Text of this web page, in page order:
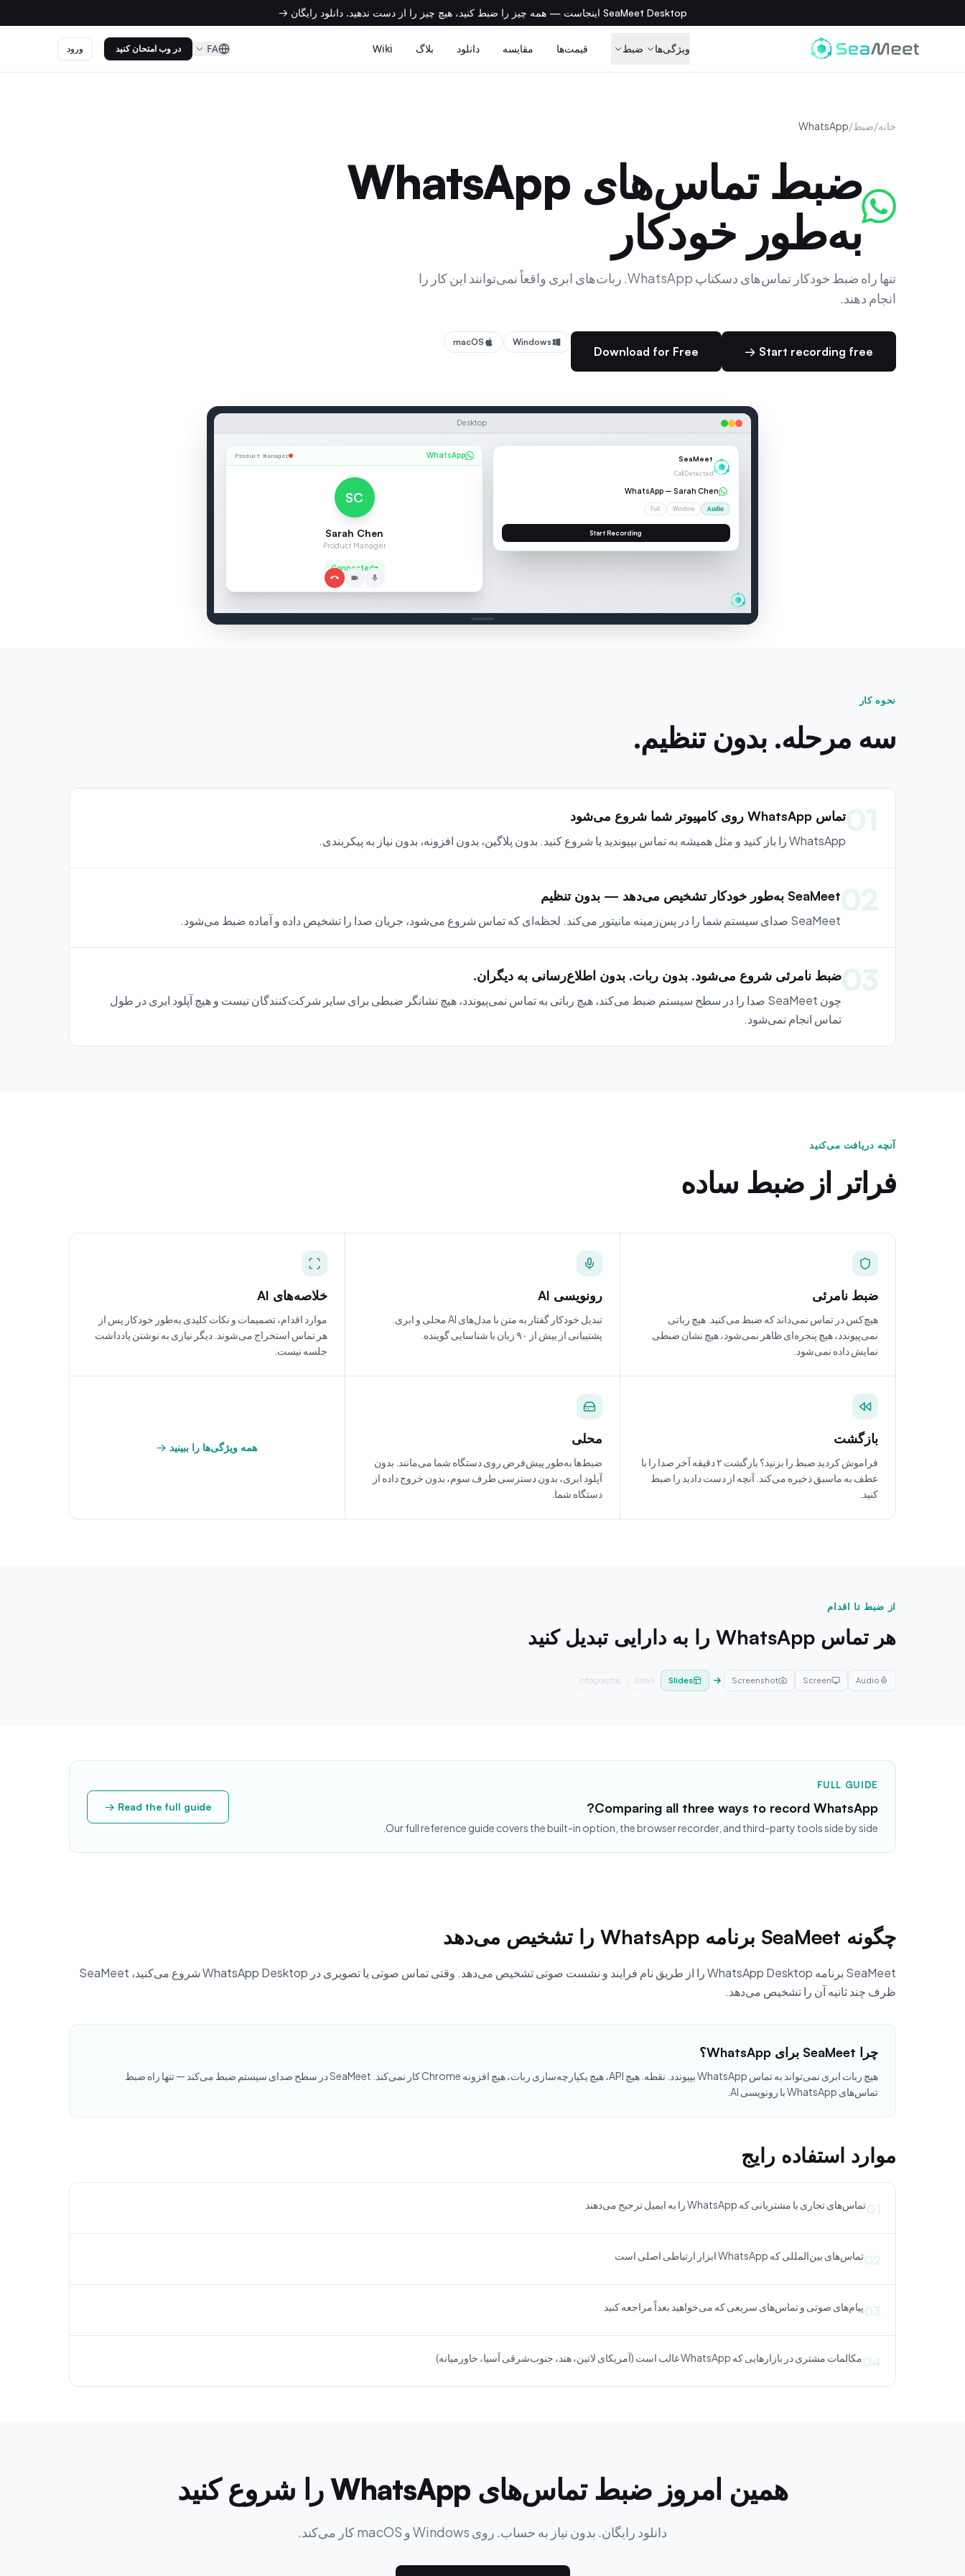
SeaMeet Desktop اینجاست — همه چیز را ضبط کنید، هیچ چیز را از دست ندهید. دانلود رایگان →
ویژگی‌ها ضبط قیمت‌ها مقایسه دانلود بلاگ Wiki
FA در وب امتحان کنید ورود
خانه/ضبط/
WhatsApp
ضبط تماس‌های WhatsApp
به‌طور خودکار
تنها راه ضبط خودکار تماس‌های دسکتاپ WhatsApp. ربات‌های ابری واقعاً نمی‌توانند این کار را
انجام دهند.
Start recording free →
Download for Free
Windows
macOS
Desktop
WhatsApp
Product Manager
SC
Sarah Chen
Product Manager
Connected
00:04
نحوه کار
سه مرحله. بدون تنظیم.
01تماس WhatsApp روی کامپیوتر شما شروع می‌شود
WhatsApp را باز کنید و مثل همیشه به تماس بپیوندید یا شروع کنید. بدون پلاگین، بدون افزونه، بدون نیاز به پیکربندی.
02SeaMeet به‌طور خودکار تشخیص می‌دهد — بدون تنظیم
SeaMeet صدای سیستم شما را در پس‌زمینه مانیتور می‌کند. لحظه‌ای که تماس شروع می‌شود، جریان صدا را تشخیص داده و آماده ضبط می‌شود.
03ضبط نامرئی شروع می‌شود. بدون ربات. بدون اطلاع‌رسانی به دیگران.
چون SeaMeet صدا را در سطح سیستم ضبط می‌کند، هیچ رباتی به تماس نمی‌پیوندد، هیچ نشانگر ضبطی برای سایر شرکت‌کنندگان نیست و هیچ آپلود ابری در طول
تماس انجام نمی‌شود.
آنچه دریافت می‌کنید
فراتر از ضبط ساده
ضبط نامرئی
هیچ‌کس در تماس نمی‌داند که ضبط می‌کنید. هیچ رباتی
نمی‌پیوندد، هیچ پنجره‌ای ظاهر نمی‌شود، هیچ نشان ضبطی
نمایش داده نمی‌شود.
رونویسی AI
تبدیل خودکار گفتار به متن با مدل‌های AI محلی و ابری.
پشتیبانی از بیش از ۹۰ زبان با شناسایی گوینده.
خلاصه‌های AI
موارد اقدام، تصمیمات و نکات کلیدی به‌طور خودکار پس از
هر تماس استخراج می‌شوند. دیگر نیازی به نوشتن یادداشت
جلسه نیست.
بازگشت
فراموش کردید ضبط را بزنید؟ بازگشت ۲ دقیقه آخر صدا را با
عطف به ماسبق ذخیره می‌کند. آنچه از دست دادید را ضبط
کنید.
محلی
ضبط‌ها به‌طور پیش‌فرض روی دستگاه شما می‌مانند. بدون
آپلود ابری، بدون دسترسی طرف سوم، بدون خروج داده از
دستگاه شما.
همه ویژگی‌ها را ببینید →
از ضبط تا اقدام
هر تماس WhatsApp را به دارایی تبدیل کنید
Audio
Screen
Screenshot
Slides
Infographic
Summary
FULL GUIDE
Comparing all three ways to record WhatsApp?
Our full reference guide covers the built-in option, the browser recorder, and third-party tools side by side.
Read the full guide →
چگونه SeaMeet برنامه WhatsApp را تشخیص می‌دهد
SeaMeet برنامه WhatsApp Desktop را از طریق نام فرایند و نشست صوتی تشخیص می‌دهد. وقتی تماس صوتی یا تصویری در WhatsApp Desktop شروع می‌کنید، SeaMeet
ظرف چند ثانیه آن را تشخیص می‌دهد.
چرا SeaMeet برای WhatsApp؟
هیچ ربات ابری نمی‌تواند به تماس WhatsApp بپیوندد. نقطه. هیچ API، هیچ یکپارچه‌سازی ربات، هیچ افزونه Chrome کار نمی‌کند. SeaMeet در سطح صدای سیستم ضبط می‌کند — تنها راه ضبط
تماس‌های WhatsApp با رونویسی AI.
موارد استفاده رایج
01تماس‌های تجاری با مشتریانی که WhatsApp را به ایمیل ترجیح می‌دهند
02تماس‌های بین‌المللی که WhatsApp ابزار ارتباطی اصلی است
03پیام‌های صوتی و تماس‌های سریعی که می‌خواهید بعداً مراجعه کنید
04مکالمات مشتری در بازارهایی که WhatsApp غالب است (آمریکای لاتین، هند، جنوب‌شرقی آسیا، خاورمیانه)
همین امروز ضبط تماس‌های WhatsApp را شروع کنید
دانلود رایگان. بدون نیاز به حساب. روی Windows و macOS کار می‌کند.